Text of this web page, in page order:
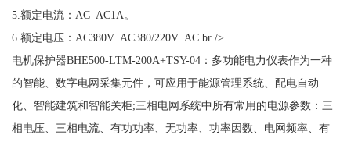
5.额定电流：AC AC1A。
6.额定电压：AC380V AC380/220V AC br />
电机保护器BHE500-LTM-200A+TSY-04：多功能电力仪表作为一种
的智能、数字电网采集元件，可应用于能源管理系统、配电自动
化、智能建筑和智能关柜;三相电网系统中所有常用的电源参数：三
相电压、三相电流、有功功率、无功率、功率因数、电网频率、有